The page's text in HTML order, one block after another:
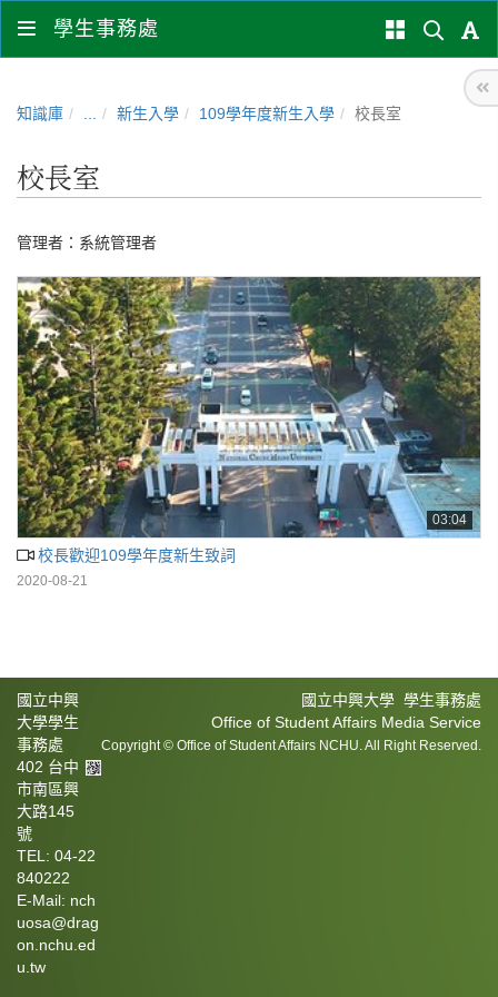
學生事務處
知識庫 新生入學 109學年度新生入學 校長室
校長室
管理者： 系統管理者
03:04
校長歡迎109學年度新生致詞
2020-08-21
國立中興大學 學生事務處
Office of Student Affairs Media Service
Copyright © Office of Student Affairs NCHU. All Right Reserved.
國立中興
大學學生
事務處
402 台中
市南區興
大路145
號
TEL: 04-22
840222
E-Mail: nch
uosa@drag
on.nchu.ed
u.tw